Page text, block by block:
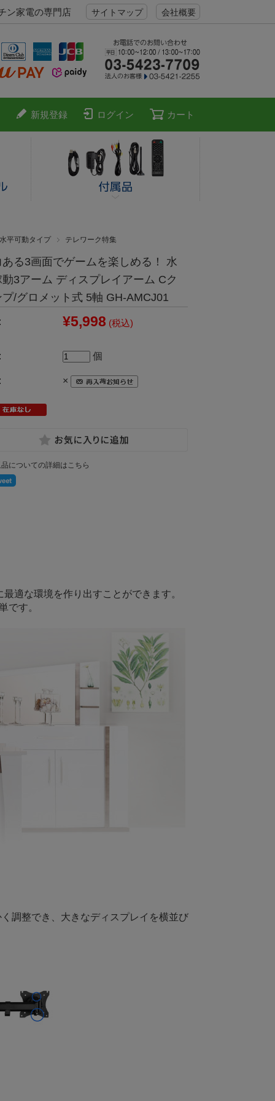
ン家電の専門店 サイトマップ 会社概要
新規登録 ログイン カート
水平可動タイプ テレワーク特集
る3画面でゲームを楽しめる！ 水
3アーム ディスプレイアーム Cク
/グロメット式 5軸 GH-AMCJ01
¥5,998 (税込)
個
×
についての詳細はこちら
適な環境を作り出すことができます。
です。
調整でき、大きなディスプレイを横並び